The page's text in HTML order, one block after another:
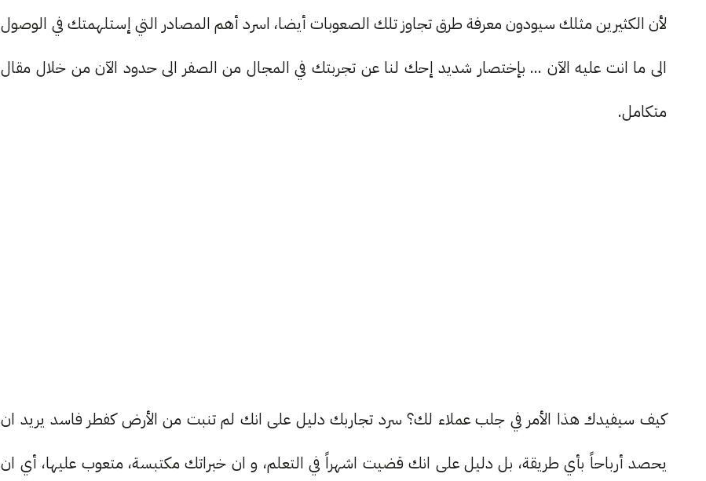
لأن الكثيرين مثلك سيودون معرفة طرق تجاوز تلك الصعوبات أيضا، اسرد أهم المصادر التي إستلهمتك في الوصول
الى ما انت عليه الآن ... بإختصار شديد إحك لنا عن تجربتك في المجال من الصفر الى حدود الآن من خلال مقال
متكامل.
كيف سيفيدك هذا الأمر في جلب عملاء لك؟ سرد تجاربك دليل على انك لم تنبت من الأرض كفطر فاسد يريد ان
يحصد أرباحاً بأي طريقة، بل دليل على انك قضيت اشهراً في التعلم، و ان خبراتك مكتبسة، متعوب عليها، أي ان